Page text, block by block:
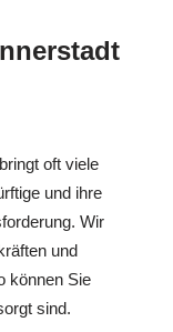
oft viele
und ihre
Wir
und
können Sie
sind.